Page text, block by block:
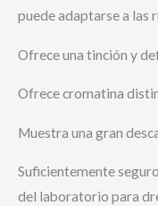
puede adaptarse a las
Ofrece una tinción y
Ofrece cromatina
Muestra una gran
Suficientemente
del laboratorio para